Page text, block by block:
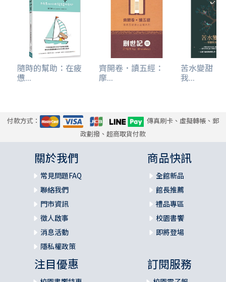
隨時的幫助：在疲
憊...
齊開卷．讀五經：
摩...
苦水變甜：
我...
付款方式：
傳真刷卡、虛擬轉帳、郵
政劃撥、超商取貨付款
關於我們
常見問題FAQ
聯絡我們
門市資訊
徵人啟事
消息活動
隱私權政策
商品快訊
全館新品
館長推薦
禮品專區
校園書饗
即將登場
注目優惠 訂閱服務